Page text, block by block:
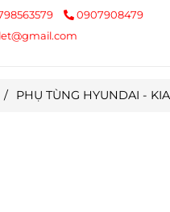
0907908479
/ PHỤ TÙNG HYUNDAI - KIA